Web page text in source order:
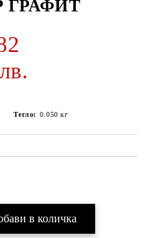
ГРАФИТ
Тегло: 0.050 кг